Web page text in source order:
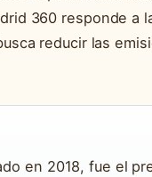
360 responde a
reducir las
en 2018, fue el